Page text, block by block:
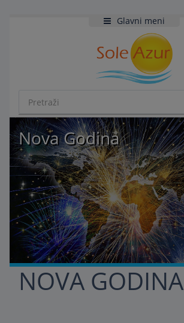
Glavni meni
Nova Godina
NOVA GODINA